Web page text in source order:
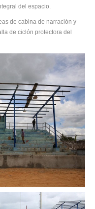
del espacio.
de cabina de narración y
de ciclón protectora del